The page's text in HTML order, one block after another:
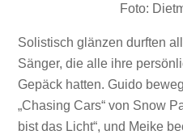
Foto:
Solistisch glänzen durften
Sänger, die alle ihre
Gepäck hatten. Guido
„Chasing Cars“ von Snow
bist das Licht“, und Meike